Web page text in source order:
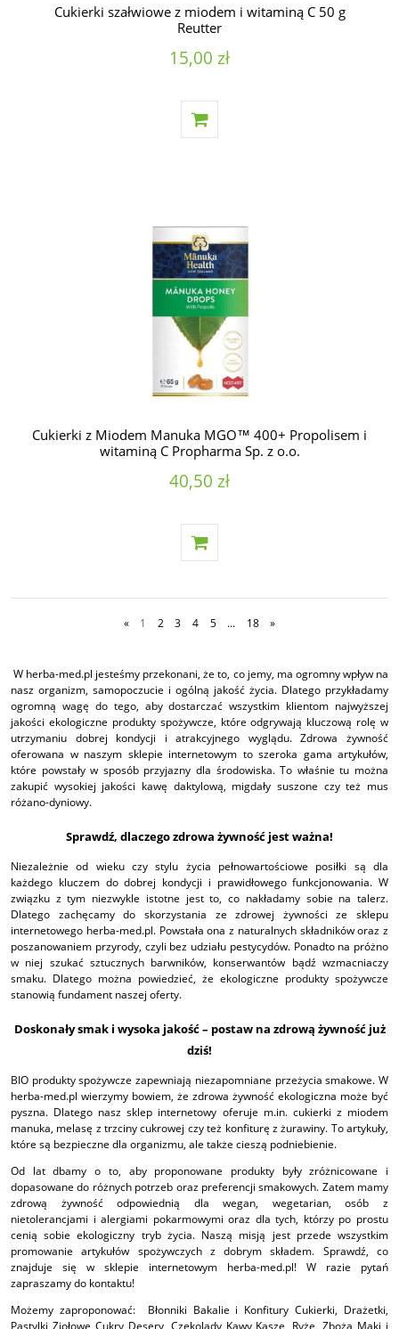
Cukierki szałwiowe z miodem i witaminą C 50 g
Reutter
15,00 zł
Cukierki z Miodem Manuka MGO™ 400+ Propolisem i
witaminą C Propharma Sp. z o.o.
40,50 zł
« 1 2 3 4 5 ... 18 »
W herba-med.pl jesteśmy przekonani, że to, co jemy, ma ogromny wpływ na
nasz organizm, samopoczucie i ogólną jakość życia. Dlatego przykładamy
ogromną wagę do tego, aby dostarczać wszystkim klientom najwyższej
jakości ekologiczne produkty spożywcze, które odgrywają kluczową rolę w
utrzymaniu dobrej kondycji i atrakcyjnego wyglądu. Zdrowa żywność
oferowana w naszym sklepie internetowym to szeroka gama artykułów,
które powstały w sposób przyjazny dla środowiska. To właśnie tu można
zakupić wysokiej jakości kawę daktylową, migdały suszone czy też mus
różano-dyniowy.
Sprawdź, dlaczego zdrowa żywność jest ważna!
Niezależnie od wieku czy stylu życia pełnowartościowe posiłki są dla
każdego kluczem do dobrej kondycji i prawidłowego funkcjonowania. W
związku z tym niezwykle istotne jest to, co nakładamy sobie na talerz.
Dlatego zachęcamy do skorzystania ze zdrowej żywności ze sklepu
internetowego herba-med.pl. Powstała ona z naturalnych składników oraz z
poszanowaniem przyrody, czyli bez udziału pestycydów. Ponadto na próżno
w niej szukać sztucznych barwników, konserwantów bądź wzmacniaczy
smaku. Dlatego można powiedzieć, że ekologiczne produkty spożywcze
stanowią fundament naszej oferty.
Doskonały smak i wysoka jakość – postaw na zdrową żywność już
dziś!
BIO produkty spożywcze zapewniają niezapomniane przeżycia smakowe. W
herba-med.pl wierzymy bowiem, że zdrowa żywność ekologiczna może być
pyszna. Dlatego nasz sklep internetowy oferuje m.in. cukierki z miodem
manuka, melasę z trzciny cukrowej czy też konfiturę z żurawiny. To artykuły,
które są bezpieczne dla organizmu, ale także cieszą podniebienie.
Od lat dbamy o to, aby proponowane produkty były zróżnicowane i
dopasowane do różnych potrzeb oraz preferencji smakowych. Zatem mamy
zdrową żywność odpowiednią dla wegan, wegetarian, osób z
nietolerancjami i alergiami pokarmowymi oraz dla tych, którzy po prostu
cenią sobie ekologiczny tryb życia. Naszą misją jest przede wszystkim
promowanie artykułów spożywczych z dobrym składem. Sprawdź, co
znajduje się w sklepie internetowym herba-med.pl! W razie pytań
zapraszamy do kontaktu!
Możemy zaproponować: Błonniki Bakalie i Konfitury Cukierki, Drażetki,
Pastylki Ziołowe Cukry Desery, Czekolady Kawy Kasze, Ryże, Zboża Mąki i